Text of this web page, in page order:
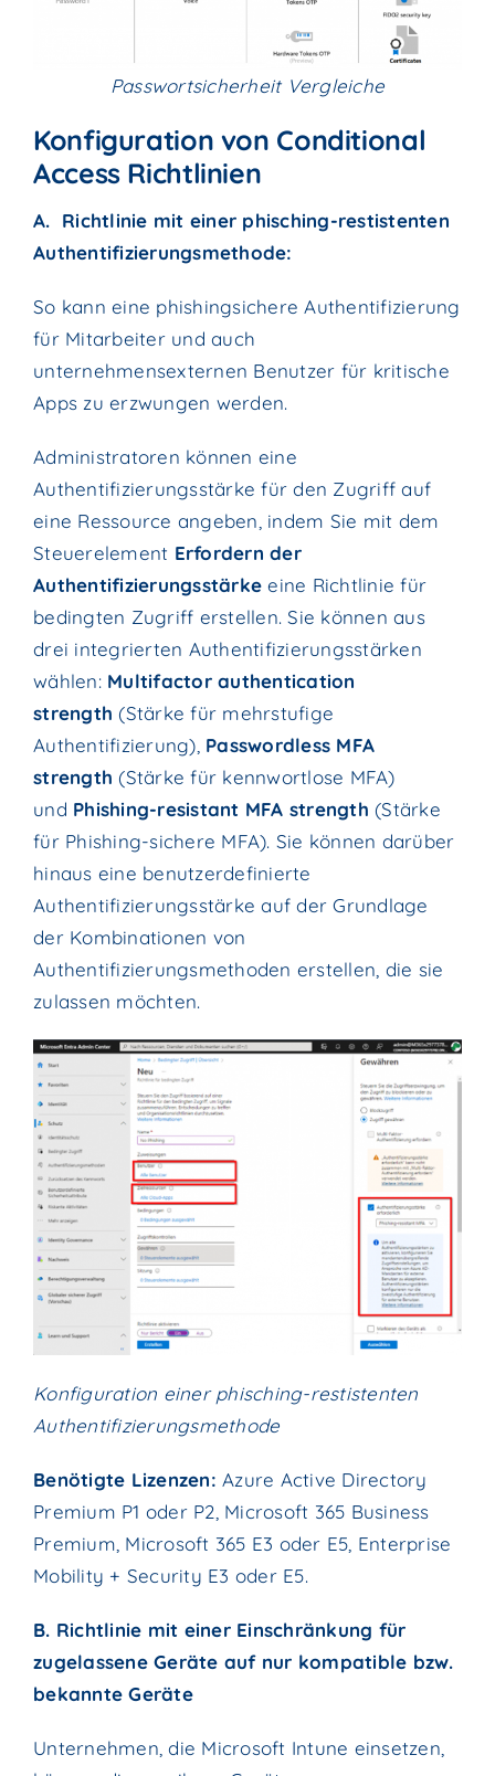
Passwortsicherheit Vergleiche
Konfiguration von Conditional
Access Richtlinien
A. Richtlinie mit einer phisching-restistenten
Authentifizierungsmethode:
So kann eine phishingsichere Authentifizierung
für Mitarbeiter und auch
unternehmensexternen Benutzer für kritische
Apps zu erzwungen werden.
Administratoren können eine
Authentifizierungsstärke für den Zugriff auf
eine Ressource angeben, indem Sie mit dem
Steuerelement Erfordern der
Authentifizierungsstärke eine Richtlinie für
bedingten Zugriff erstellen. Sie können aus
drei integrierten Authentifizierungsstärken
wählen: Multifactor authentication
strength (Stärke für mehrstufige
Authentifizierung), Passwordless MFA
strength (Stärke für kennwortlose MFA)
und Phishing-resistant MFA strength (Stärke
für Phishing-sichere MFA). Sie können darüber
hinaus eine benutzerdefinierte
Authentifizierungsstärke auf der Grundlage
der Kombinationen von
Authentifizierungsmethoden erstellen, die sie
zulassen möchten.
Konfiguration einer phisching-restistenten
Authentifizierungsmethode
Benötigte Lizenzen: Azure Active Directory
Premium P1 oder P2, Microsoft 365 Business
Premium, Microsoft 365 E3 oder E5, Enterprise
Mobility + Security E3 oder E5.
B. Richtlinie mit einer Einschränkung für
zugelassene Geräte auf nur kompatible bzw.
bekannte Geräte
Unternehmen, die Microsoft Intune einsetzen,